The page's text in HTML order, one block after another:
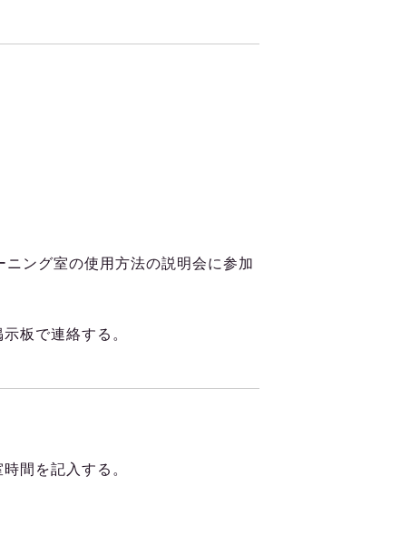
ング室の使用方法の説明会に参加
板で連絡する。
間を記入する。